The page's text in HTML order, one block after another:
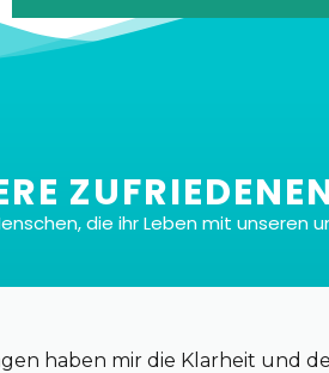
mit sorgfältig ausgewählter
die ihr Leben mit
haben mir die Klarheit und